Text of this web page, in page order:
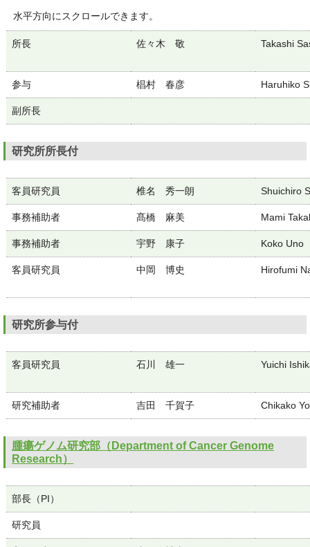
水平方向にスクロールできます。
所長 佐々木 敬 Takashi
参与 椙村 春彦 Haruhiko
副所長
研究所所長付
客員研究員 椎名 秀一朗 Shuichiro
事務補助者 髙橋 麻美 Mami
事務補助者 宇野 康子 Koko Uno
客員研究員 中岡 博史 Hirofumi
研究所参与付
客員研究員 石川 雄一 Yuichi
研究補助者 吉田 千賀子 Chikako
腫瘍ゲノム研究部（Department of Cancer Genome
Research）
部長（PI）
研究員